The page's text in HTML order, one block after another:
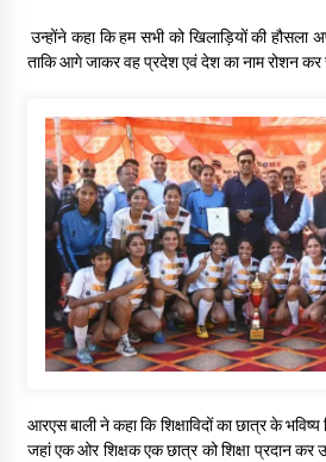
उन्होंने कहा कि हम सभी को खिलाड़ियों की
ताकि आगे जाकर वह प्रदेश एवं देश का नाम रोशन
आरएस बाली ने कहा कि शिक्षाविदों का छात्र के
जहां एक ओर शिक्षक एक छात्र को शिक्षा प्रदान कर